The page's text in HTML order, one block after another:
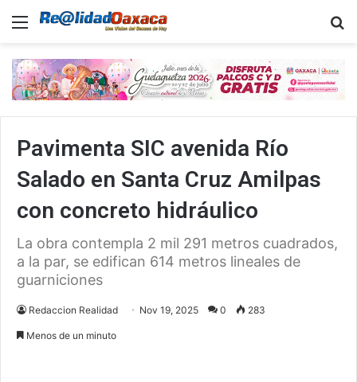
Menu
Pavimenta SIC avenida Río
Salado en Santa Cruz Amilpas
con concreto hidráulico
La obra contempla 2 mil 291 metros cuadrados,
a la par, se edifican 614 metros lineales de
guarniciones
Redaccion Realidad Nov 19, 2025 0 283
Menos de un minuto